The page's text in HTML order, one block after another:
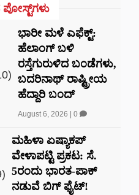
ಭಾರೀ ಮಳೆ ಎಫೆಕ್ಟ್‌:
ಹೆಲಾಂಗ್ ಬಳಿ
ರಸ್ತೆಗುರುಳಿದ ಬಂಡೆಗಳು,
ಬದರಿನಾಥ್‌ ರಾಷ್ಟ್ರೀಯ
ಹೆದ್ದಾರಿ ಬಂದ್‌
August 6, 2026 0
ಮಹಿಳಾ ಏಷ್ಯಾಕಪ್
ವೇಳಾಪಟ್ಟಿ ಪ್ರಕಟ: ಸೆ.
5ರಂದು ಭಾರತ-ಪಾಕ್‌
ನಡುವೆ ಬಿಗ್ ಫೈಟ್!